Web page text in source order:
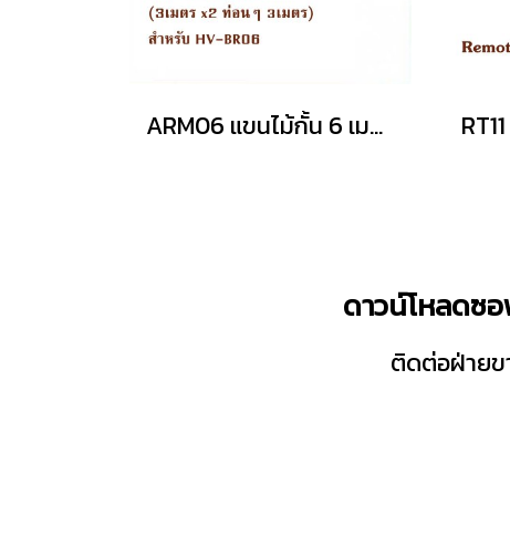
ARM06 แขนไม้กั้น 6 เมตร
ดาวน์โหลดซ
ติดต่อฝ่าย